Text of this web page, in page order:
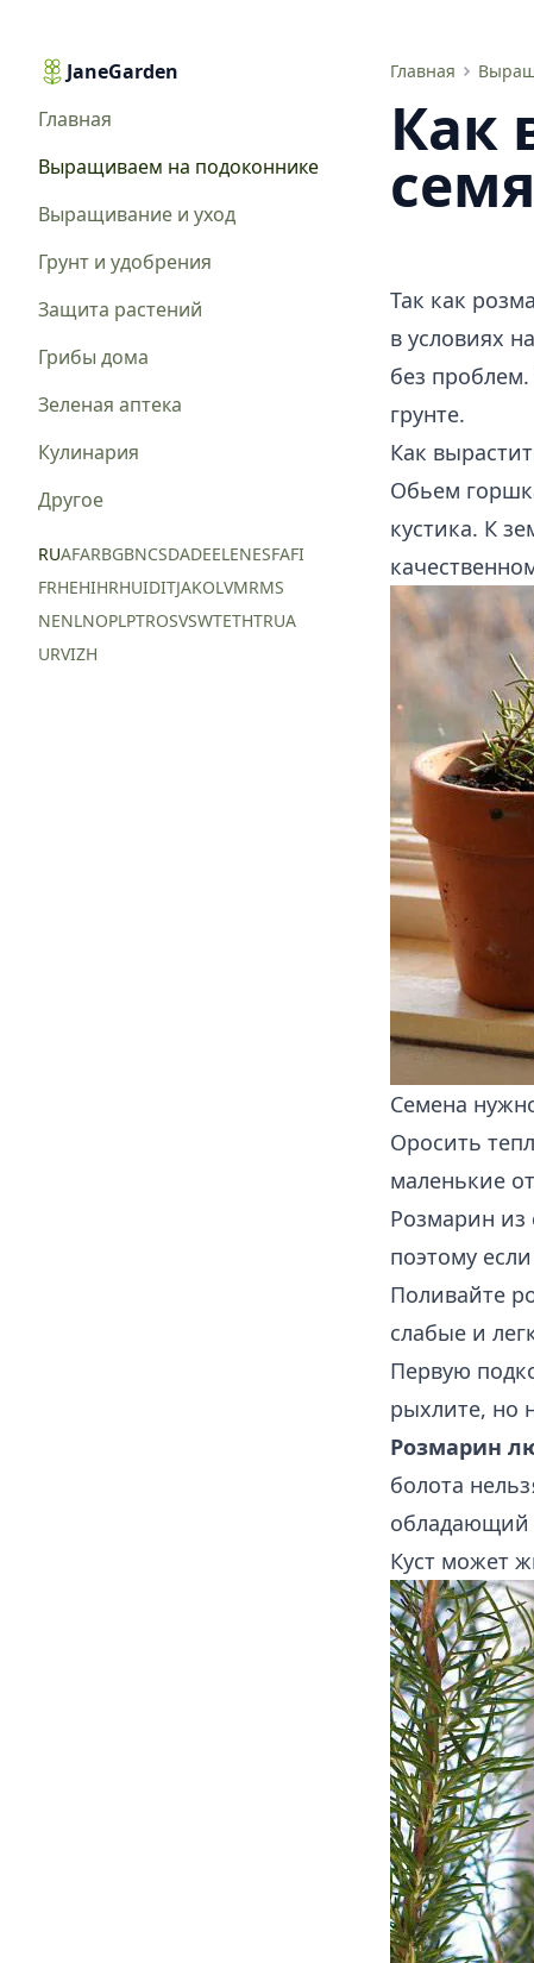
JaneGarden
Главная
Выращиваем на подоконнике
Выращивание и уход
Грунт и удобрения
Защита растений
Грибы дома
Зеленая аптека
Кулинария
Другое
RUAFARBGBNCSDADEELENESFAFI
FRHEHIHRHUIDITJAKOLVMRMS
NENLNOPLPTROSVSWTETHTRUA
URVIZH
Главная
Как вырастить розмарин из семян в горшке
Как
Так как
в условиях
без
грунте.
Как
Обьем
кустика. К
Семена
Оросить
маленькие
Розмарин из
поэтому
Поливайте
слабые и
Первую
рыхлите, но
Розмарин
болота
обладающий
Куст может